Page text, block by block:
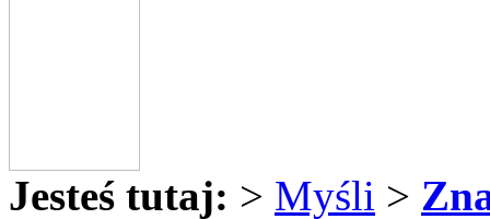
Jesteś tutaj: > Myśli >